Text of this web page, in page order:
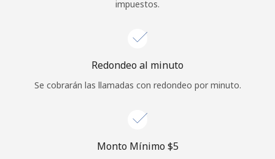
o
Continuar con
impuestos.
Redondeo al minuto
Se cobrarán las llamadas con redondeo por minuto.
Monto Mínimo ⁦$5⁩